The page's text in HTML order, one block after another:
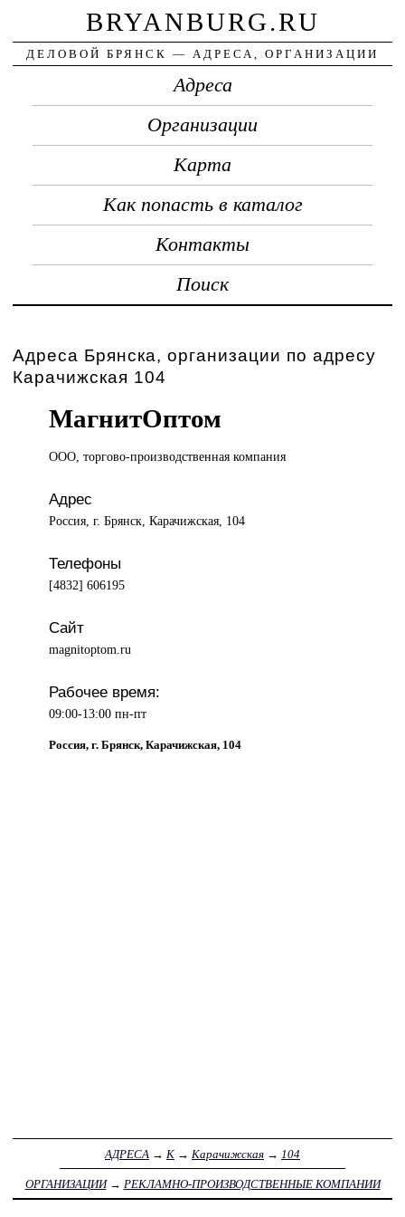
BRYANBURG.RU
ДЕЛОВОЙ БРЯНСК — АДРЕСА, ОРГАНИЗАЦИИ
Адреса
Организации
Карта
Как попасть в каталог
Контакты
Поиск
Адреса Брянска, организации по адресу
Карачижская 104
МагнитОптом
ООО, торгово-производственнаякомпания
Адрес
Россия, г. Брянск, Карачижская, 104
Телефоны
[4832] 606195
Сайт
magnitoptom.ru
Рабочее время:
09:00-13:00 пн-пт
Россия, г. Брянск, Карачижская, 104
АДРЕСА → К → Карачижская → 104
ОРГАНИЗАЦИИ→ РЕКЛАМНО-ПРОИЗВОДСТВЕННЫЕ КОМПАНИИ